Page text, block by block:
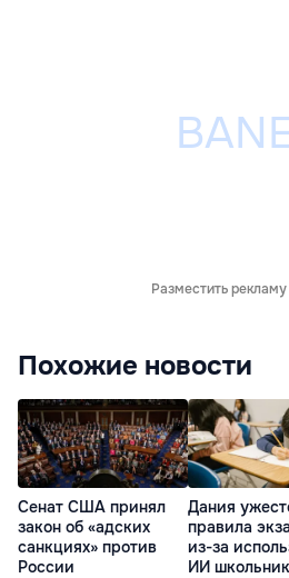
Разместить
Похожие новости
Сенат США принял
закон об «адских
санкциях» против
России
Дания
правила
из-за
ИИ